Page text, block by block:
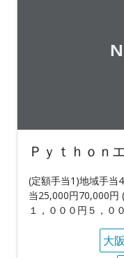
Ｐｙｔｈｏｎ
(定額手当1)地域手当
当25,000円70,000円
１，０００円５，０
大